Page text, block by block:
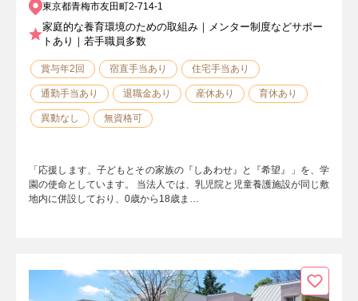
東京都青梅市友田町2-714-1
家庭的な養育環境のための取組み｜メンター制度などサポー
トあり｜若手職員多数
賞与年2回 宿直手当あり 住宅手当あり
通勤手当あり 退職金あり 産休あり 育休あり
異動なし 無資格可
「応援します、子どもとその家族の『しあわせ』と『希望』」を、学
園の使命としています。 当法人では、乳児院と児童養護施設が同じ敷
地内に併設しており、0歳から18歳ま…